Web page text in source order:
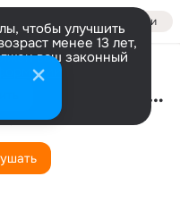
Войти
чтобы улучшить
менее 13 лет,
ваш законный
Рядовой ремонтной роты